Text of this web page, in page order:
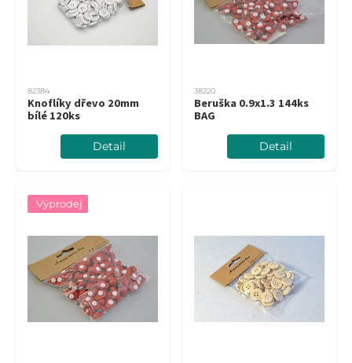
82384
Knoflíky dřevo 20mm
bílé 120ks
Detail
38220
Beruška 0.9x1.3 144ks
BAG
Detail
Výprodej